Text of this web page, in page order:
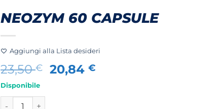
NEOZYM 60 CAPSULE
Aggiungi alla Lista desideri
23,50€
Il
20,84€
Disponibile
NEOZYM 60 CAPSULE quantità